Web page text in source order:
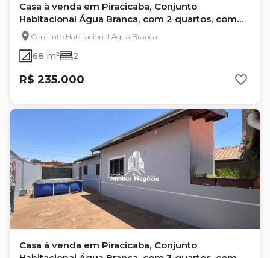
Casa à venda em Piracicaba, Conjunto
Habitacional Água Branca, com 2 quartos, com
68 m²
Conjunto Habitacional Água Branca
68 m² 2
R$ 235.000
Casa à venda em Piracicaba, Conjunto